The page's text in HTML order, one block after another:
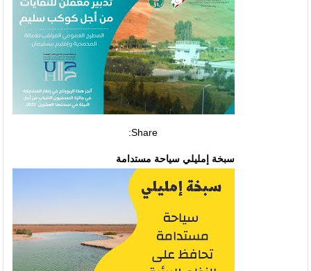
Share:
سبخة إمليلي سياحة مستدامة